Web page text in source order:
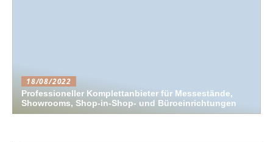
18/08/2022
Professioneller Komplettanbieter für Messestände,
Showrooms, Shop-in-Shop- und Büroeinrichtungen